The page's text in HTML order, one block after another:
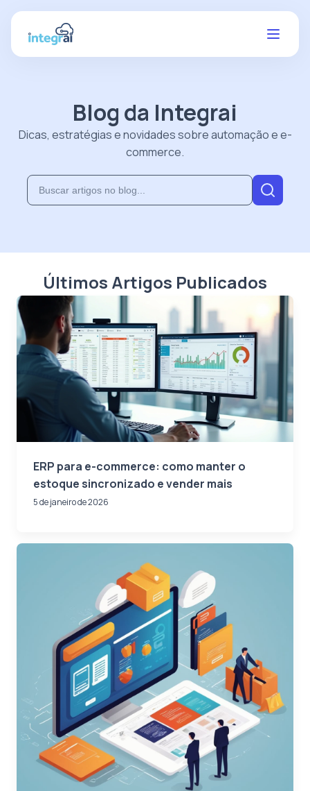
Blog da Integrai
Dicas, estratégias e novidades sobre automação e e-
commerce.
Últimos Artigos Publicados
ERP para e-commerce: como manter o
estoque sincronizado e vender mais
5 de janeiro de 2026